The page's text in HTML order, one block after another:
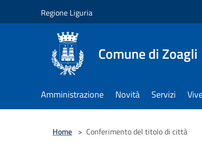
Regione Liguria
Comune di Zoagli
Amministrazione Novità Servizi
Home > Conferimento del titolo di città